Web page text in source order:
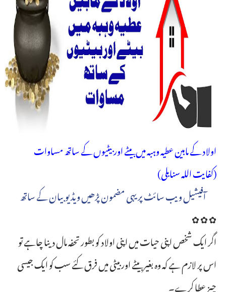
اولاد کے مابین عطیہ وہبہ میں بیٹے اور بیٹیوں کے ساتھ مساوات
(کفایت اللہ سنابلی)
آفیشیل ویب سائٹ پر یہی مضمون پڑھیں ویڈیوبیان کے ساتھ
✿ ✿ ✿
اگر ایک شخص اپنی حیات میں اپنی اولاد کو بطور تحفہ مال دینا چاہے تو
اس پر لازم ہے کہ وہ بغیر بیٹے اور بیٹی میں فرق کئے سب کو ایک جیسی
چیز عطا کرے۔